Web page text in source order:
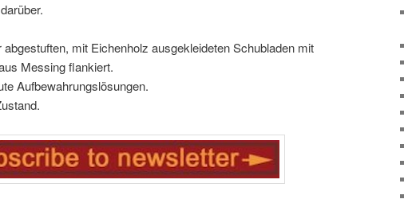
mit Eichenholz ausgekleideten Schubladen mit
Messing flankiert.
Aufbewahrungslösungen.